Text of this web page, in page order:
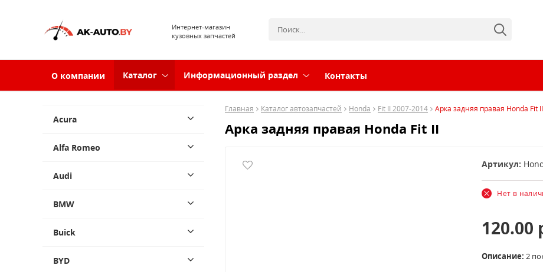
Интернет-магазин
кузовных запчастей
О компании Каталог Информационный раздел Контакты
Acura
Alfa Romeo
Audi
BMW
Buick
BYD
Главная Каталог автозапчастей Honda Fit II 2007-2014 Арка задняя правая Honda Fit II
Арка задняя правая Honda Fit II
Артикул:
Нет в
120.00
Описание: 2